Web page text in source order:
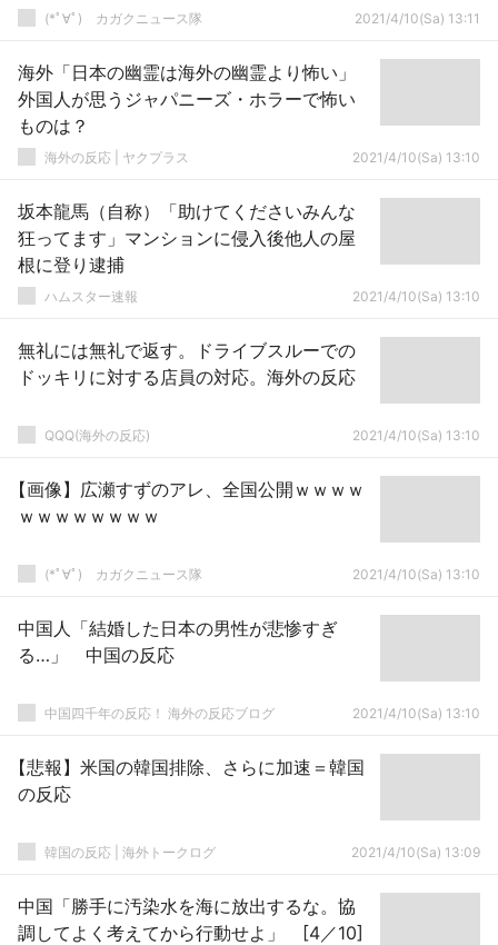
(*ﾟ∀ﾟ)ゞカガクニュース隊 2021/4/10(Sa) 13:11
海外「日本の幽霊は海外の幽霊より怖い」
外国人が思うジャパニーズ・ホラーで怖い
ものは？
海外の反応 | ヤクプラス 2021/4/10(Sa) 13:10
坂本龍馬（自称）「助けてくださいみんな
狂ってます」マンションに侵入後他人の屋
根に登り逮捕
ハムスター速報 2021/4/10(Sa) 13:10
無礼には無礼で返す。ドライブスルーでの
ドッキリに対する店員の対応。海外の反応
QQQ(海外の反応) 2021/4/10(Sa) 13:10
【画像】広瀬すずのアレ、全国公開ｗｗｗｗ
ｗｗｗｗｗｗｗｗ
(*ﾟ∀ﾟ)ゞカガクニュース隊 2021/4/10(Sa) 13:10
中国人「結婚した日本の男性が悲惨すぎ
る…」 中国の反応
中国四千年の反応！ 海外の反応ブログ 2021/4/10(Sa) 13:10
【悲報】米国の韓国排除、さらに加速＝韓国
の反応
韓国の反応 | 海外トークログ 2021/4/10(Sa) 13:09
中国「勝手に汚染水を海に放出するな。協
調してよく考えてから行動せよ」 [4／10]